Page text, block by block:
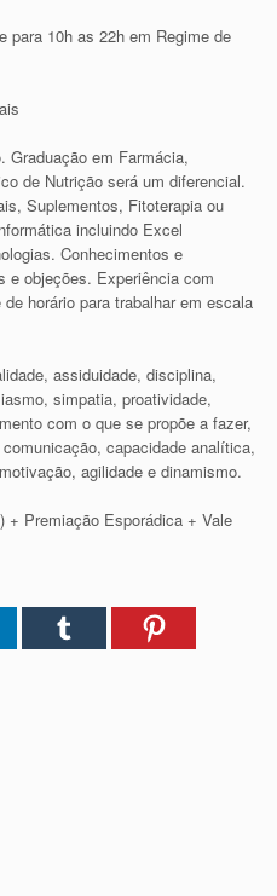
para 10h as 22h em Regime de
Graduação em Farmácia,
de Nutrição será um diferencial.
Suplementos, Fitoterapia ou
incluindo Excel
Conhecimentos e
e objeções. Experiência com
horário para trabalhar em escala
assiduidade, disciplina,
simpatia, proatividade,
com o que se propõe a fazer,
capacidade analítica,
agilidade e dinamismo.
+ Premiação Esporádica + Vale